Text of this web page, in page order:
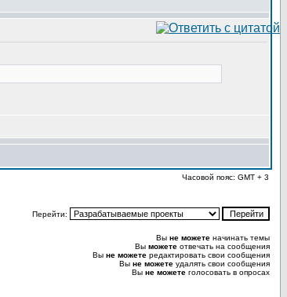
Часовой пояс: GMT + 3
Перейти:
Вы не можете начинать темы
Вы можете отвечать на сообщения
Вы не можете редактировать свои сообщения
Вы не можете удалять свои сообщения
Вы не можете голосовать в опросах